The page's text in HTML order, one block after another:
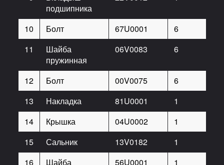
подшипника
10 Болт 67U0001
6
11
Шайба
пружинная
06V0083 6
12 Болт 00V0075
6
13
Накладка 81U0001
1
14
Крышка 04U0002
1
15
Сальник 13V0182
1
16
Шайба 56U0001 1